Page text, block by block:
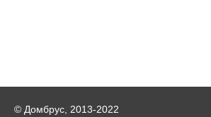
© Домбрус, 2013-2022